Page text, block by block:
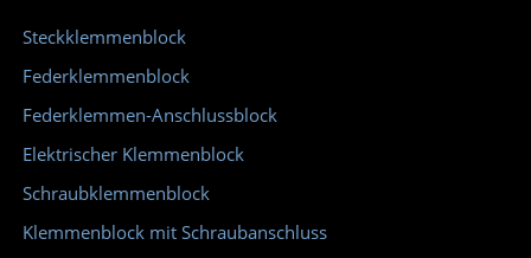
Steckklemmenblock
Federklemmenblock
Federklemmen-Anschlussblock
Elektrischer Klemmenblock
Schraubklemmenblock
Klemmenblock mit Schraubanschluss